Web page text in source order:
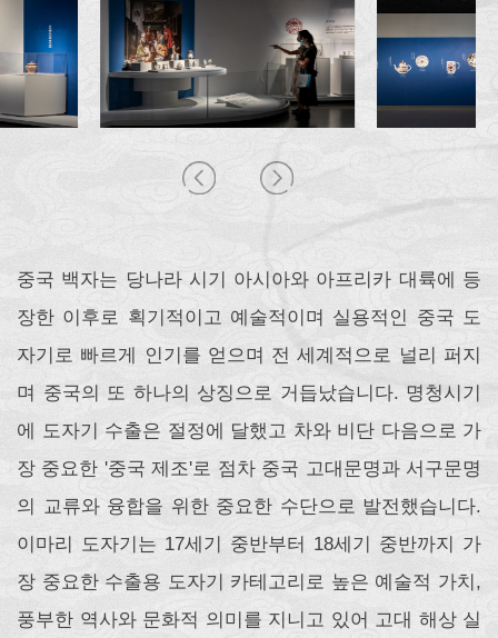
중국 백자는 당나라 시기 아시아와 아프리카 대륙에 등
장한 이후로 획기적이고 예술적이며 실용적인 중국 도
자기로 빠르게 인기를 얻으며 전 세계적으로 널리 퍼지
며 중국의 또 하나의 상징으로 거듭났습니다. 명청시기
에 도자기 수출은 절정에 달했고 차와 비단 다음으로 가
장 중요한 '중국 제조'로 점차 중국 고대문명과 서구문명
의 교류와 융합을 위한 중요한 수단으로 발전했습니다.
이마리 도자기는 17세기 중반부터 18세기 중반까지 가
장 중요한 수출용 도자기 카테고리로 높은 예술적 가치,
풍부한 역사와 문화적 의미를 지니고 있어 고대 해상 실